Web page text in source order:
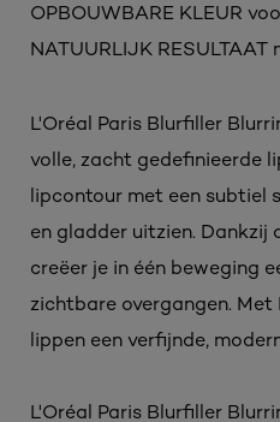
OPBOUWBARE KLEUR
NATUURLIJK
L'Oréal Paris Blurfiller
volle, zacht gedefinieerde
lipcontour met een subtiel
en gladder uitzien. Dankzij
creëer je in één beweging
zichtbare overgangen. Met
lippen een verfijnde,
L'Oréal Paris Blurfiller